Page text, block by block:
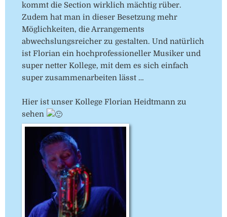
kommt die Section wirklich mächtig rüber.
Zudem hat man in dieser Besetzung mehr
Möglichkeiten, die Arrangements
abwechslungsreicher zu gestalten. Und natürlich
ist Florian ein hochprofessioneller Musiker und
super netter Kollege, mit dem es sich einfach
super zusammenarbeiten lässt …
Hier ist unser Kollege Florian Heidtmann zu
sehen